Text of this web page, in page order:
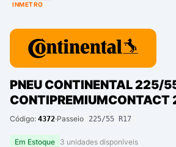
INMETRO
PNEU CONTINENTAL 225/
CONTIPREMIUMCONTACT
Código: 4372·Passeio 225/55 R17
Em Estoque 3 unidades disponíveis